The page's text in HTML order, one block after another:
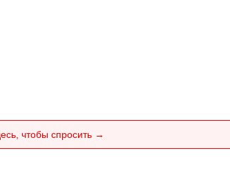
чтобы спросить →